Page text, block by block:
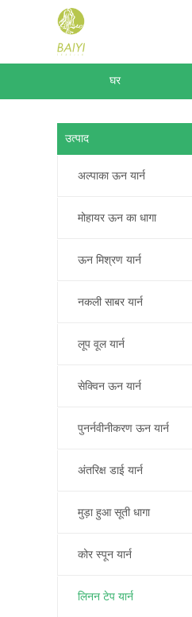
घर
उत्पाद
अल्पाका ऊन यार्न
मोहायर ऊन का धागा
ऊन मिश्रण यार्न
नकली साबर यार्न
लूप वूल यार्न
सेक्विन ऊन यार्न
पुनर्नवीनीकरण ऊन यार्न
अंतरिक्ष डाई यार्न
मुड़ा हुआ सूती धागा
कोर स्पून यार्न
लिनन टेप यार्न